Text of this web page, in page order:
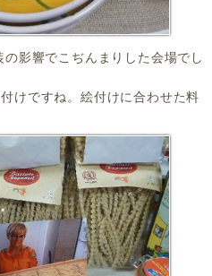
影響でこぢんまりした会場でし
けですね。絵付けに合わせた料